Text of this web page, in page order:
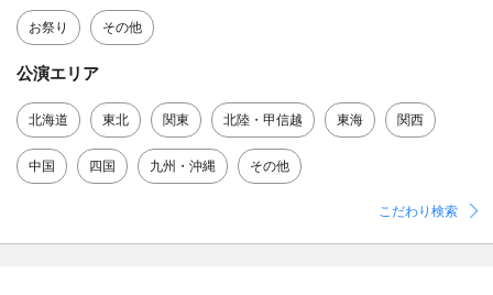
お祭り その他
公演エリア
北海道 東北 関東 北陸・甲信越 東海 関西
中国 四国 九州・沖縄 その他
こだわり検索